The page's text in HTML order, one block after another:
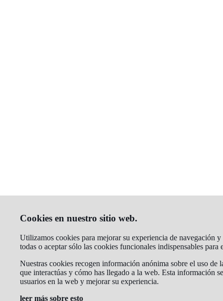
Cookies en nuestro sitio web.
Utilizamos cookies para mejorar su experiencia de navegación
todas o aceptar sólo las cookies funcionales indispensables
Nuestras cookies recogen información anónima sobre el uso de
que interactúas y cómo has llegado a la web. Esta información
usuarios en la web y mejorar su experiencia.
leer más sobre esto